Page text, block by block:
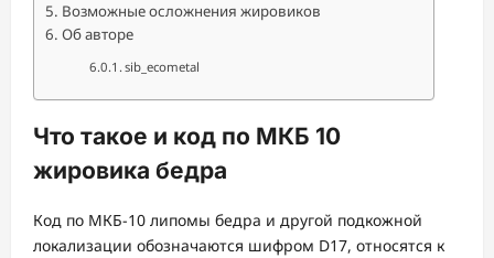
Возможные осложнения жировиков
Об авторе
sib_ecometal
Что такое и код по МКБ 10
жировика бедра
Код по МКБ-10 липомы бедра и другой подкожной
локализации обозначаются шифром D17, относятся к